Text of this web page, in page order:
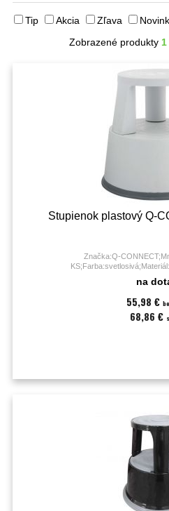
Tip Akcia Zľava
Zobrazené produkty
Stupienok plastový Q-
Značka:Q-
na
55,98 €
68,86 €